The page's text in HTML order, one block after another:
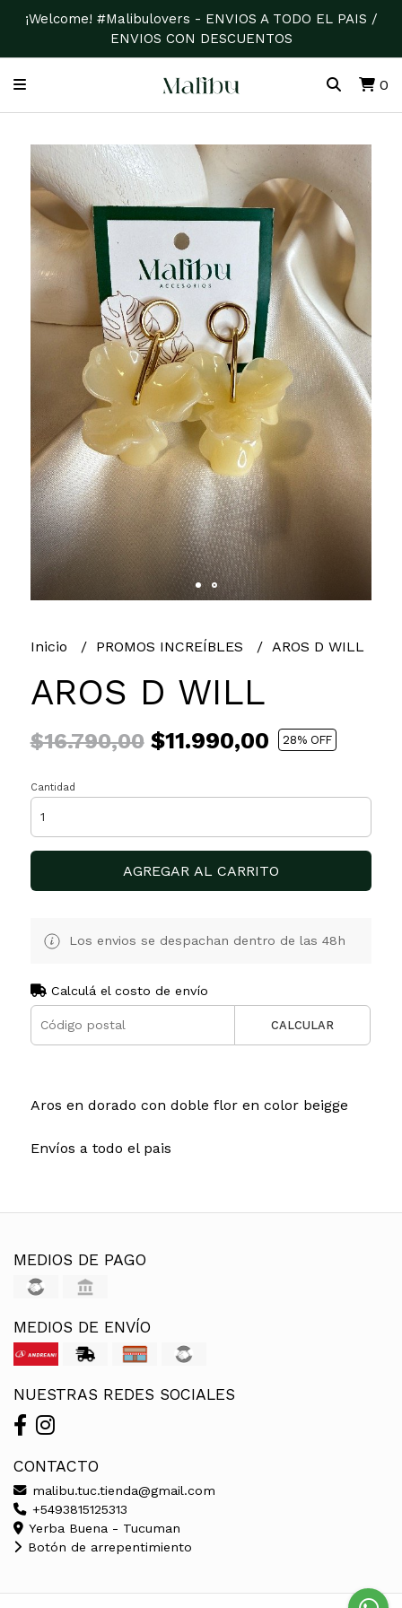
¡Welcome! #Malibulovers - ENVIOS A TODO EL PAIS /
ENVIOS CON DESCUENTOS
0
Inicio PROMOS INCREÍBLES AROS D WILL
AROS D WILL
$16.790,00$11.990,00 28% OFF
Cantidad
AGREGAR AL CARRITO
Los envios se despachan dentro de las 48h
Calculá el costo de envío
CALCULAR
Aros en dorado con doble flor en color beigge
Envíos a todo el pais
MEDIOS DE PAGO
MEDIOS DE ENVÍO
NUESTRAS REDES SOCIALES
CONTACTO
malibu.tuc.tienda@gmail.com
+5493815125313
Yerba Buena - Tucuman
Botón de arrepentimiento